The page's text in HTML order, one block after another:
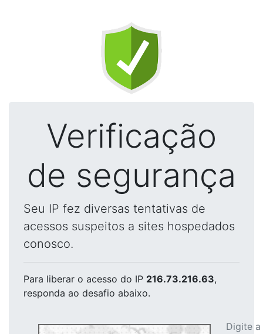
Verificação
de segurança
Seu IP fez diversas tentativas de
acessos suspeitos a sites hospedados
conosco.
Para liberar o acesso do IP 216.73.216.63,
responda ao desafio abaixo.
Digite